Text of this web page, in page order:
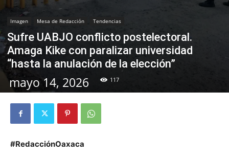
Imagen Mesa de Redacción Tendencias
Sufre UABJO conflicto postelectoral.
Amaga Kike con paralizar universidad
“hasta la anulación de la elección”
mayo 14, 2026 117
#RedacciónOaxaca